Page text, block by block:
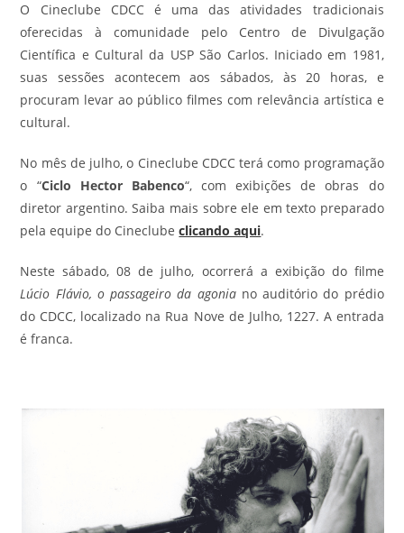
O Cineclube CDCC é uma das atividades tradicionais
oferecidas à comunidade pelo Centro de Divulgação
Científica e Cultural da USP São Carlos. Iniciado em 1981,
suas sessões acontecem aos sábados, às 20 horas, e
procuram levar ao público filmes com relevância artística e
cultural.
No mês de julho, o Cineclube CDCC terá como programação
o “Ciclo Hector Babenco“, com exibições de obras do
diretor argentino. Saiba mais sobre ele em texto preparado
pela equipe do Cineclubeclicando aqui.
Neste sábado, 08 de julho, ocorrerá a exibição do filme
Lúcio Flávio, o passageiro da agonia no auditório do prédio
do CDCC, localizado na Rua Nove de Julho, 1227. A entrada
é franca.